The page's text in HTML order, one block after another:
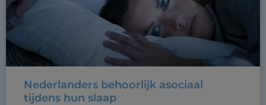
Nederlanders behoorlijk asociaal
tijdens hun slaap